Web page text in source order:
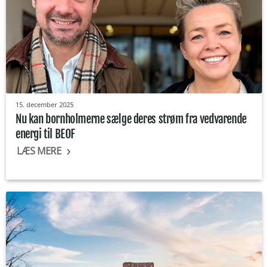
15. december 2025
Nu kan bornholmerne sælge deres strøm fra vedvarende
energi til BEOF
LÆS MERE